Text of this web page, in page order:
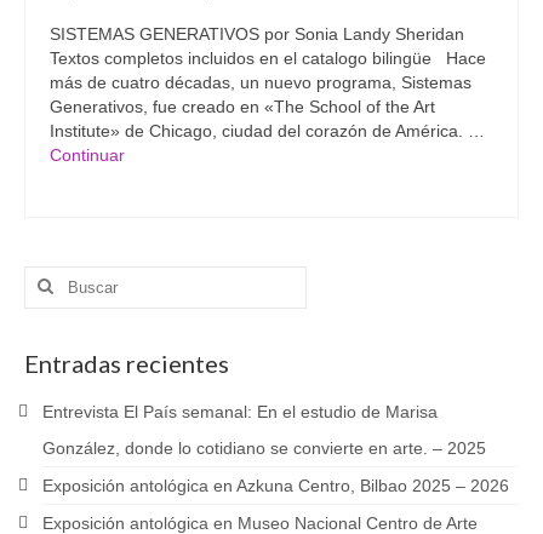
SISTEMAS GENERATIVOS por Sonia Landy Sheridan
Textos completos incluidos en el catalogo bilingüe Hace
más de cuatro décadas, un nuevo programa, Sistemas
Generativos, fue creado en «The School of the Art
Institute» de Chicago, ciudad del corazón de América. …
Continuar
Buscar
por:
Entradas recientes
Entrevista El País semanal: En el estudio de Marisa
González, donde lo cotidiano se convierte en arte. – 2025
Exposición antológica en Azkuna Centro, Bilbao 2025 – 2026
Exposición antológica en Museo Nacional Centro de Arte